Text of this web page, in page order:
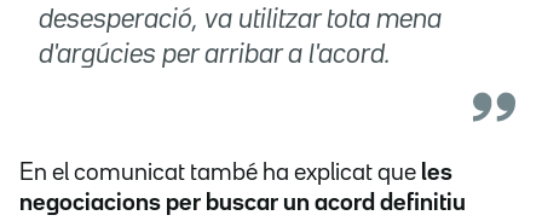
desesperació, va utilitzar tota mena
d'argúcies per arribar a l'acord.
En el comunicat també ha explicat que les
negociacions per buscar un acord definitiu